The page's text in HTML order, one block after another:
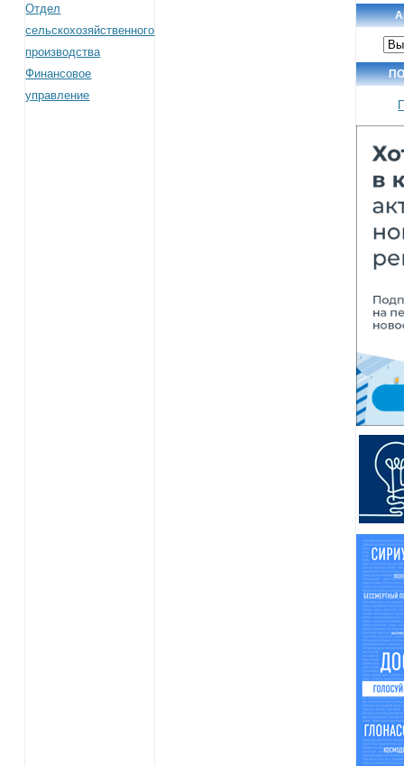
Отдел
сельскохозяйственного
производства
Финансовое
управление